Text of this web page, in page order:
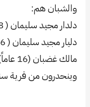
والشبان هم:
دلدار مجيد سليمان ( 18 عاماً)
دليار مجيد سليمان ( 16 عاماً)
مالك غضبان (16 عاماً)
وينحدرون من قرية